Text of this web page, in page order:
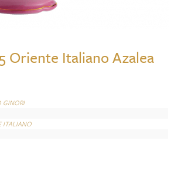
Oriente Italiano Azalea
GINORI
ITALIANO